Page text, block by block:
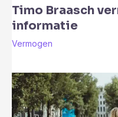
Timo Braasch
informatie
Vermogen